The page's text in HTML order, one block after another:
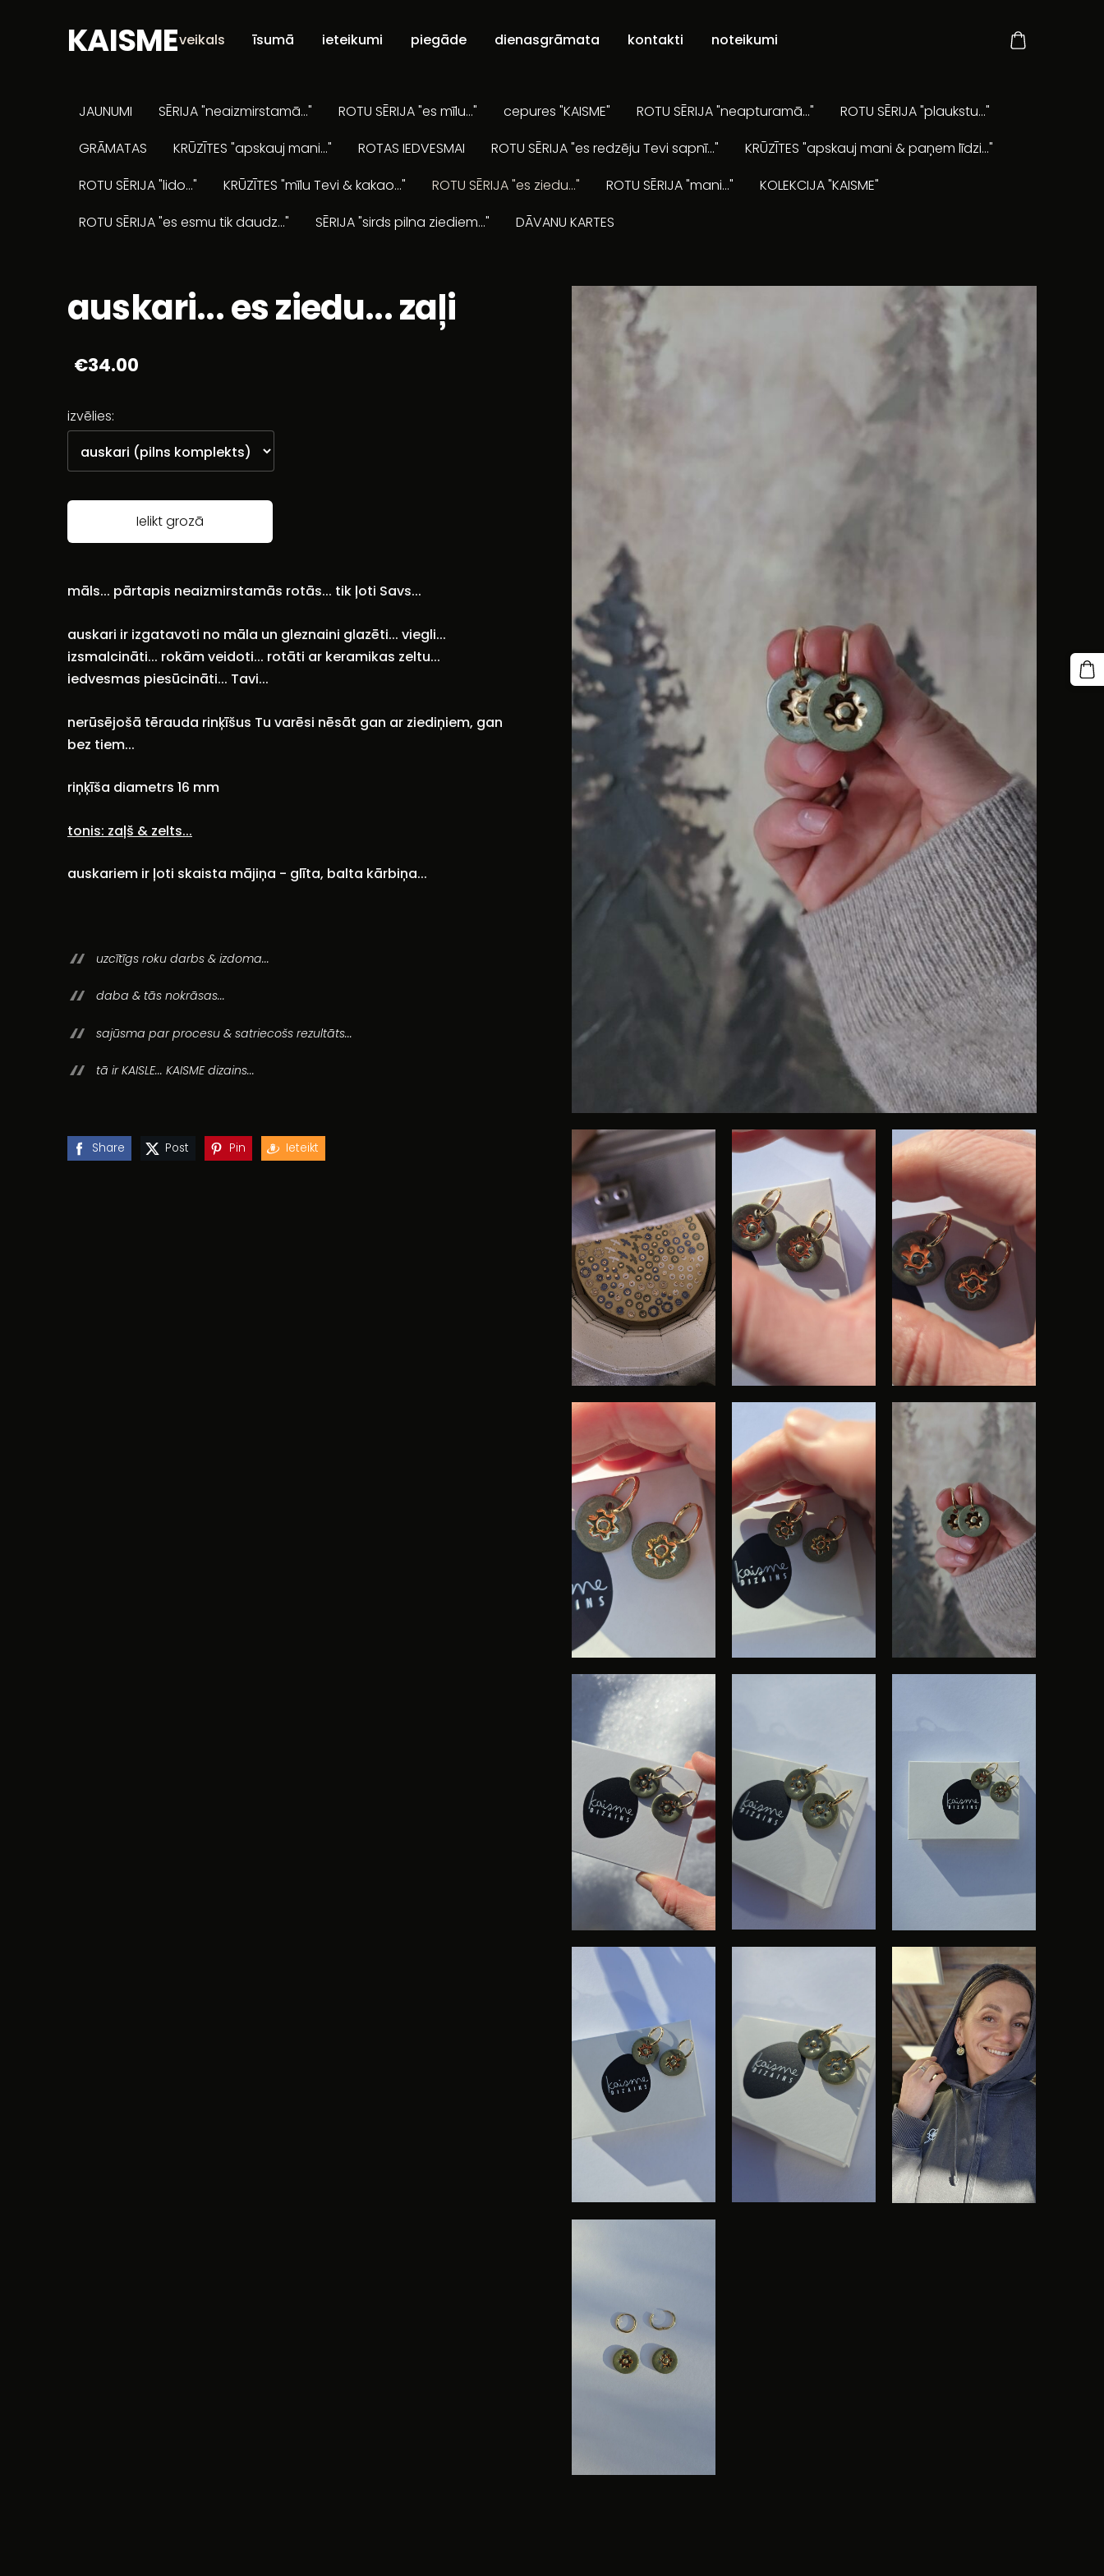
KAISMEveikals īsumā ieteikumi piegāde dienasgrāmata kontakti noteikumi
JAUNUMI SĒRIJA "neaizmirstamā..." ROTU SĒRIJA "es mīlu..." cepures "KAISME" ROTU SĒRIJA "neapturamā..."
ROTU SĒRIJA "plaukstu..."
GRĀMATAS
KRŪZĪTES "apskauj mani..." ROTAS IEDVESMAI ROTU SĒRIJA "es redzēju Tevi sapnī..."
KRŪZĪTES "apskauj mani & paņem līdzi..."
ROTU SĒRIJA "lido..."
KRŪZĪTES "mīlu Tevi & kakao..." ROTU SĒRIJA "es ziedu..." ROTU SĒRIJA "mani..."
KOLEKCIJA "KAISME"
ROTU SĒRIJA "es esmu tik daudz..."
SĒRIJA "sirds pilna ziediem..." DĀVANU KARTES
auskari... es ziedu... zaļi
€34.00
izvēlies:
Ielikt grozā
māls... pārtapis neaizmirstamās rotās... tik ļoti Savs...
auskari ir izgatavoti no māla un gleznaini glazēti... viegli...
izsmalcināti... rokām veidoti... rotāti ar keramikas zeltu...
iedvesmas piesūcināti... Tavi...
nerūsējošā tērauda rinķīšus Tu varēsi nēsāt gan ar ziediņiem, gan
bez tiem...
riņķīša diametrs 16 mm
tonis: zaļš & zelts...
auskariem ir ļoti skaista mājiņa - glīta, balta kārbiņa...
uzcītīgs roku darbs & izdoma...
daba & tās nokrāsas...
sajūsma par procesu & satriecošs rezultāts...
tā ir KAISLE... KAISME dizains...
Share Post Pin Ieteikt